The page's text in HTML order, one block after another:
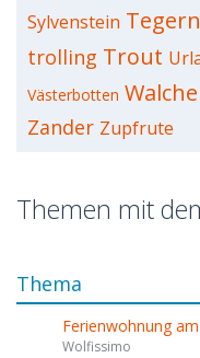
Sylvenstein
trolling Trout
Västerbotten
Zander Zupfrute
Themen mit
Thema
Ferienwohnung
Wolfissimo